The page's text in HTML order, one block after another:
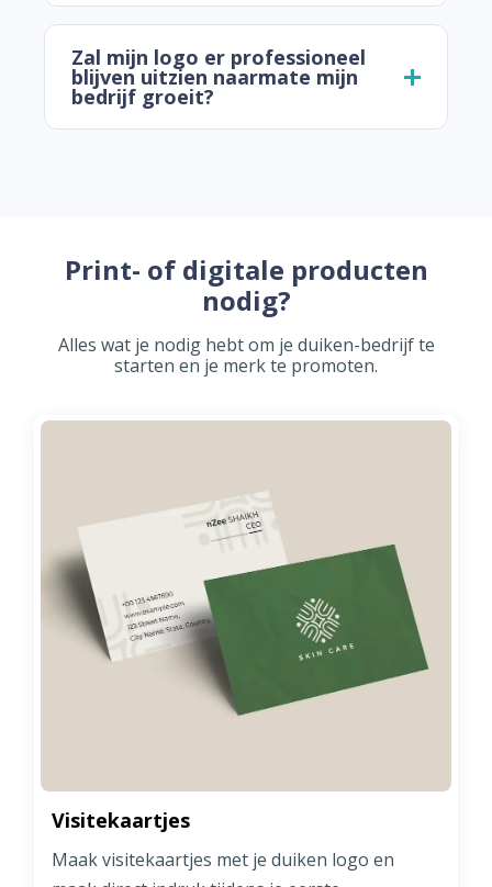
Zal mijn logo er professioneel
blijven uitzien naarmate mijn
bedrijf groeit?
Print- of digitale producten
nodig?
Alles wat je nodig hebt om je duiken-bedrijf te
starten en je merk te promoten.
Visitekaartjes
Maak visitekaartjes met je duiken logo en